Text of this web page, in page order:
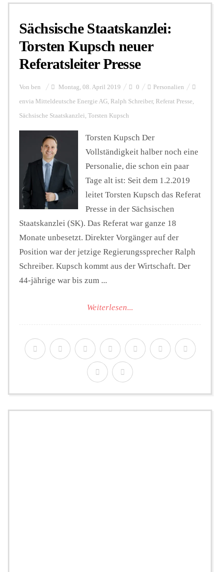
Personalien
Hintergrund
FUNKTURM-Beiträge
Podcast
Seminare
Unterstützen
Sächsische Staatskanzlei:
Torsten Kupsch neuer
Referatsleiter Presse
Von ben Montag, 08. April 2019 0 Personalien
envia Mitteldeutsche Energie AG, Ralph Schreiber, Referat Presse,
Sächsische Staatskanzlei, Torsten Kupsch
Torsten Kupsch Der
Vollständigkeit halber noch eine
Personalie, die schon ein paar
Tage alt ist: Seit dem 1.2.2019
leitet Torsten Kupsch das Referat
Presse in der Sächsischen
Staatskanzlei (SK). Das Referat war ganze 18
Monate unbesetzt. Direkter Vorgänger auf der
Position war der jetzige Regierungssprecher Ralph
Schreiber. Kupsch kommt aus der Wirtschaft. Der
44-jährige war bis zum ...
Weiterlesen...